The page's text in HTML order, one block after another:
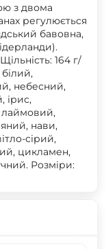
з двома
регулюється
бавовна,
164 г/
небесний,
ірис,
нави,
сірий,
цикламен,
Розміри: